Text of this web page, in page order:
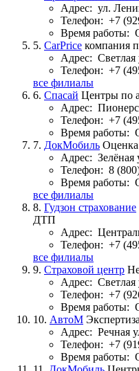
Адрес: ул.
Телефон: +7
Время работы:
5. CarPrice компания
Адрес: Светлая
Телефон: +7
все филиалы
6. Спасай Центры по
Адрес:
Телефон: +7
Время работы:
7. ДокМобиль
Адрес: Зелёная
Телефон: 8
Время работы:
все филиалы
8. Гудзон страхование
ДТП
Адрес:
Телефон: +7
все филиалы
9. Страховой центр
Адрес: Светлая
Телефон: +7
Время работы:
10. АвтоМ
Адрес: Речная
Телефон: +7
Время работы: